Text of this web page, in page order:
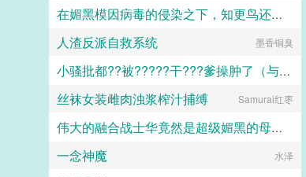
在媚黑模因病毒的侵染之下，知更鸟还是恶堕成了黑爹的媚黑母猪
人头木321
人渣反派自救系统 墨香铜臭
小骚批都??被?????干???爹操肿了（与狼共枕）
百无禁忌
丝袜女装雌肉浊浆榨汁捕缚 Samurai红枣
伟大的融合战士华竟然是超级媚黑的母猪便器这件事
嘿嘿嘿
一念神魔 水泽